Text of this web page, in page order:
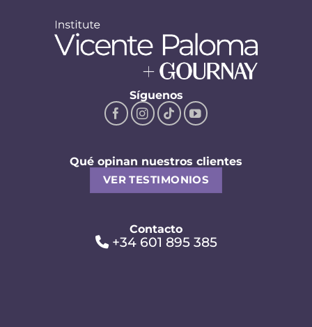
Síguenos
Qué opinan nuestros clientes
VER TESTIMONIOS
Contacto
+34 601 895 385